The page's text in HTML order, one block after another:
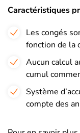
Caractéristiques
Les congés
fonction de la
Aucun calcul
cumul
Système
compte des